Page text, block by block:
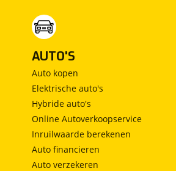
AUTO'S
Auto kopen
Elektrische auto's
Hybride auto's
Online Autoverkoopservice
Inruilwaarde berekenen
Auto financieren
Auto verzekeren